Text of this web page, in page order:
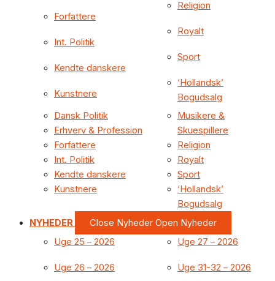
Forfattere
Int. Politik
Kendte danskere
Kunstnere
Religion
Royalt
Sport
‘Hollandsk’
Bogudsalg
Dansk Politik
Erhverv & Profession
Forfattere
Int. Politik
Kendte danskere
Kunstnere
Musikere &
Skuespillere
Religion
Royalt
Sport
‘Hollandsk’
Bogudsalg
NYHEDER
Close Nyheder Open Nyheder
Uge 25 – 2026
Uge 26 – 2026
Uge 27 – 2026
Uge 31-32 – 2026